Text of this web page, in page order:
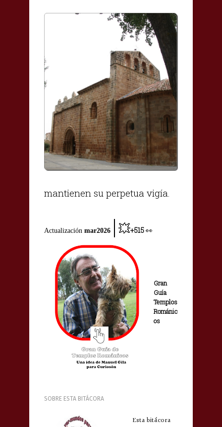
mantienen su perpetua vigía.
Actualización mar2026 | 💥+515 👀
Gran
Guía
Templos
Románic
os
SOBRE ESTA BITÁCORA
Esta bitácora